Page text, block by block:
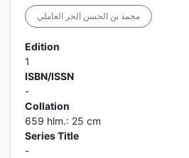
محمد بن الحسن الحر العاملي
Edition
1
ISBN/ISSN
-
Collation
659 hlm.: 25 cm
Series Title
-